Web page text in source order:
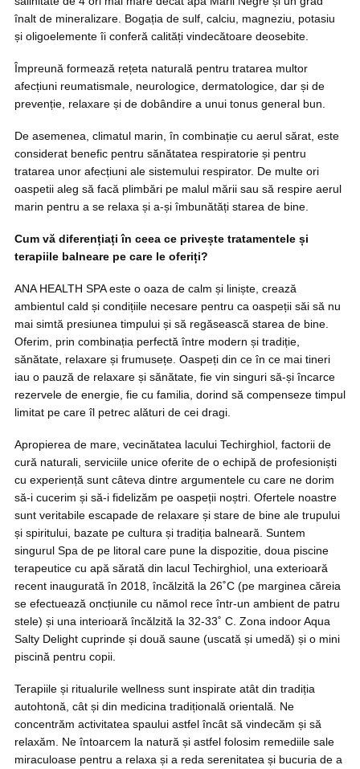
înalt de mineralizare. Bogația de sulf, calciu, magneziu, potasiu
și oligoelemente îi conferă calități vindecătoare deosebite.
Împreună formează rețeta naturală pentru tratarea multor
afecțiuni reumatismale, neurologice, dermatologice, dar și de
prevenție, relaxare și de dobândire a unui tonus general bun.
De asemenea, climatul marin, în combinație cu aerul sărat, este
considerat benefic pentru sănătatea respiratorie și pentru
tratarea unor afecțiuni ale sistemului respirator. De multe ori
oaspetii aleg să facă plimbări pe malul mării sau să respire aerul
marin pentru a se relaxa și a-și îmbunătăți starea de bine.
Cum vă diferențiați în ceea ce privește tratamentele și
terapiile balneare pe care le oferiți?
ANA HEALTH SPA este o oaza de calm și liniște, crează
ambientul cald și condițiile necesare pentru ca oaspeții săi să nu
mai simtă presiunea timpului și să regăsească starea de bine.
Oferim, prin combinația perfectă între modern și tradiție,
sănătate, relaxare și frumusețe. Oaspeți din ce în ce mai tineri
iau o pauză de relaxare și sănătate, fie vin singuri să-și încarce
rezervele de energie, fie cu familia, dorind să compenseze timpul
limitat pe care îl petrec alături de cei dragi.
Apropierea de mare, vecinătatea lacului Techirghiol, factorii de
cură naturali, serviciile unice oferite de o echipă de profesioniști
cu experiență sunt câteva dintre argumentele cu care ne dorim
să-i cucerim și să-i fidelizăm pe oaspeții noștri. Ofertele noastre
sunt veritabile escapade de relaxare și stare de bine ale trupului
și spiritului, bazate pe cultura și tradiția balneară. Suntem
singurul Spa de pe litoral care pune la dispozitie, doua piscine
terapeutice cu apă sărată din lacul Techirghiol, una exterioară
recent inaugurată în 2018, încălzită la 26˚C (pe marginea căreia
se efectuează oncțiunile cu nămol rece într-un ambient de patru
stele) și una interioară încălzită la 32-33˚ C. Zona indoor Aqua
Salty Delight cuprinde și două saune (uscată și umedă) și o mini
piscină pentru copii.
Terapiile și ritualurile wellness sunt inspirate atât din tradiția
autohtonă, cât și din medicina tradițională orientală. Ne
concentrăm activitatea spaului astfel încât să vindecăm și să
relaxăm. Ne întoarcem la natură și astfel folosim remediile sale
miraculoase pentru a relaxa și a reda serenitatea și bucuria de a